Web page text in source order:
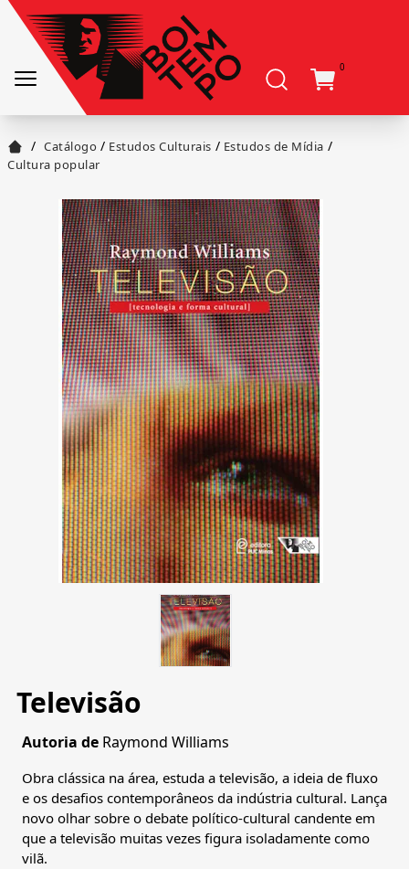
0
/ Catálogo / Estudos Culturais / Estudos de Mídia /
Cultura popular
Televisão
Autoria de Raymond Williams
Obra clássica na área, estuda a televisão, a ideia de fluxo
e os desafios contemporâneos da indústria cultural. Lança
novo olhar sobre o debate político-cultural candente em
que a televisão muitas vezes figura isoladamente como
vilã.